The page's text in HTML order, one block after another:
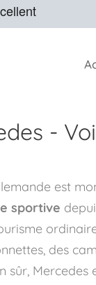
-
est
sportive
des
sûr, Mercedes